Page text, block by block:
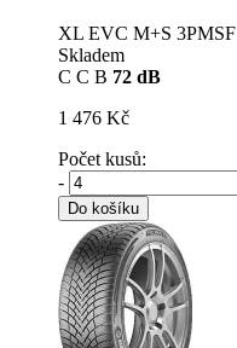
XL EVC M+S 3PMSF
Skladem
C C B 72 dB
1 476 Kč
Počet kusů:
-
Do košíku